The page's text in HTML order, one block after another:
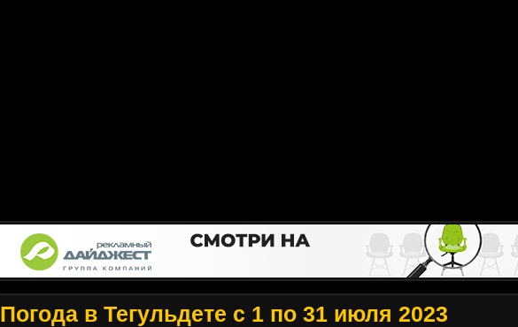
Погода в Тегульдете с 1 по 31 июля 2023